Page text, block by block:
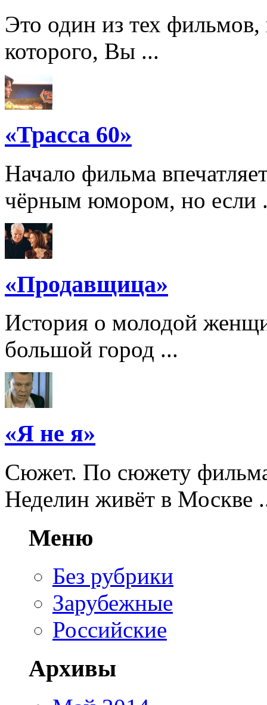
Это один из тех
которого, Вы ...
«Трасса 60»
Начало фильма
чёрным юмором, но если
«Продавщица»
История о молодой
большой город ...
«Я не я»
Сюжет. По сюжету
Неделин живёт в Москве
Меню
Без рубрики
Зарубежные
Российские
Архивы